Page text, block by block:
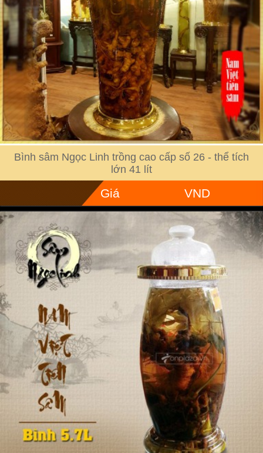
Bình sâm Ngọc Linh trồng cao cấp số 26 - thể tích
lớn 41 lít
Giá VND